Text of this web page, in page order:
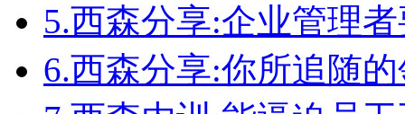
5.西森分享:企业管理
6.西森分享:你所追随